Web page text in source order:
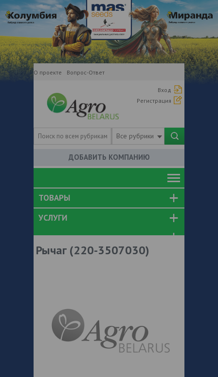
О проекте Вопрос-Ответ
Вход
Регистрация
Все рубрики
ДОБАВИТЬ КОМПАНИЮ
ТОВАРЫ
УСЛУГИ
Рычаг (220-3507030)